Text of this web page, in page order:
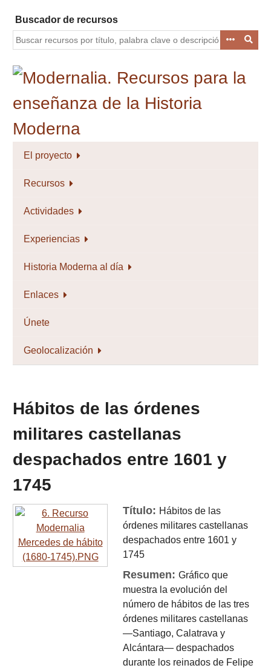
contenido
principal
Buscador de recursos
El proyecto
Recursos
Actividades
Experiencias
Historia Moderna al día
Enlaces
Únete
Geolocalización
Hábitos de las órdenes
militares castellanas
despachados entre 1601 y
1745
Título: Hábitos de las
órdenes militares castellanas
despachados entre 1601 y
1745
Resumen:Gráfico que
muestra la evolución del
número de hábitos de las tres
órdenes militares castellanas
—Santiago, Calatrava y
Alcántara— despachados
durante los reinados de Felipe